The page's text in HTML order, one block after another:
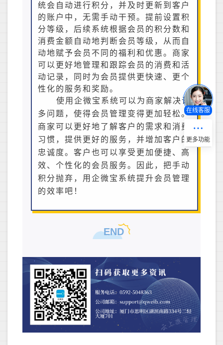
统会自动进行积分，并及时更新到客户
的账户中，无需手动干预。提前设置积
分等级，后续系统根据会员的积分数和
消费金额自动地判断会员等级，从而自
动地赋予会员不同的福利和优惠。商家
可以更好地管理和跟踪会员的消费和活
动记录，同时为会员提供更快速、更个
性化的服务和奖励。
使用企微宝系统可以为商家解决许
多问题，使得会员管理变得更加轻松。
商家可以更好地了解客户的需求和消费
习惯，提供更好的服务，并增加客户的
忠诚度。客户也可以享受更加便捷、高
效、个性化的会员服务。因此，把手动
积分抛弃，用企微宝系统提升会员管理
的效率吧！
END
在线客服